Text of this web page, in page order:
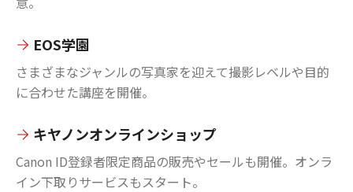
EOS学園
さまざまなジャンルの写真家を迎えて撮影レベルや目的
に合わせた講座を開催。
キヤノンオンラインショップ
Canon ID登録者限定商品の販売やセールも開催。オンラ
イン下取りサービスもスタート。